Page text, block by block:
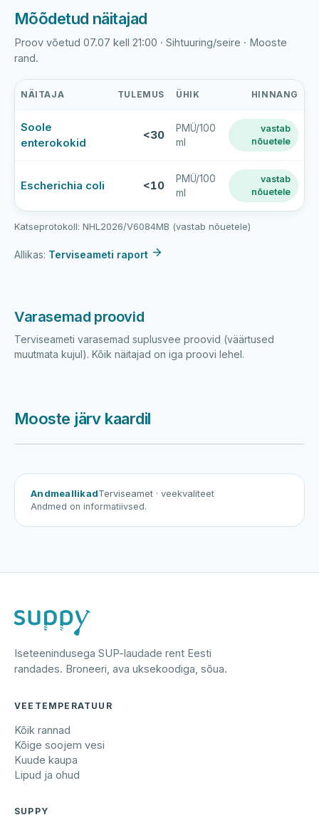
Mõõdetud näitajad
Proov võetud 07.07 kell 21:00 · Sihtuuring/seire · Mooste
rand.
järve
viimase
mõõtmistulemused
NÄITAJA TULEMUS ÜHIK HINNANG
Soole
enterokokid
<30
PMÜ/100
ml
vastab
nõuetele
Escherichia coli <10
PMÜ/100
ml
vastab
nõuetele
Katseprotokoll: NHL2026/V6084MB (vastab nõuetele)
Allikas: Terviseameti raport
Varasemad proovid
Terviseameti varasemad suplusvee proovid (väärtused
muutmata kujul). Kõik näitajad on iga proovi lehel.
Mooste järv kaardil
AndmeallikadTerviseamet · veekvaliteet
Andmed on informatiivsed.
Iseteenindusega SUP-laudade rent Eesti
randades. Broneeri, ava uksekoodiga, sõua.
VEETEMPERATUUR
Kõik rannad
Kõige soojem vesi
Kuude kaupa
Lipud ja ohud
SUPPY